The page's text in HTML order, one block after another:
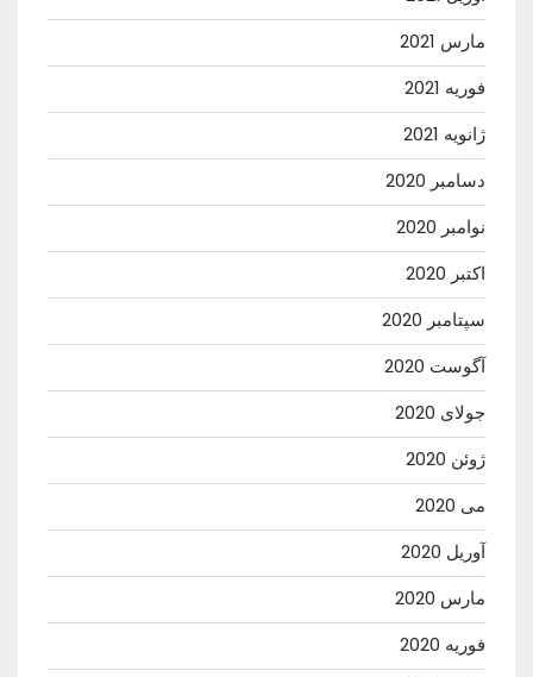
مارس 2021
فوریه 2021
ژانویه 2021
دسامبر 2020
نوامبر 2020
اکتبر 2020
سپتامبر 2020
آگوست 2020
جولای 2020
ژوئن 2020
می 2020
آوریل 2020
مارس 2020
فوریه 2020